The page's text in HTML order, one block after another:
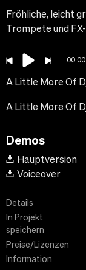
Fröhliche, leicht
Trompete und
00:00
A Little More Of
A Little More Of
Demos
Hauptversion
Voiceover
Details
In Projekt
speichern
Preise/Lizenzen
Information